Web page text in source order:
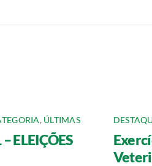
, ÚLTIMAS
ELEIÇÕES